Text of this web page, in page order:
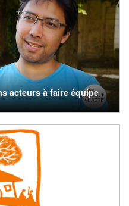
acteurs à faire équipe